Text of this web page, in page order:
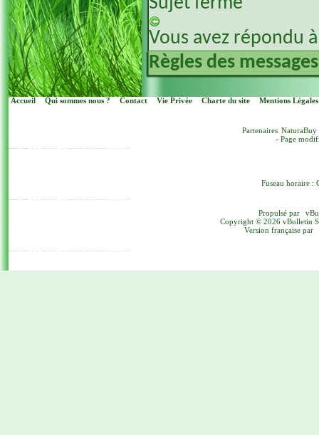
Vous avez répondu
Règles des messages
Accueil Qui sommes nous ? Contact Vie Privée Charte du site Mentions Légales
Partenaires NaturaBuy
- Page
Fuseau horaire :
Propulsé par
Copyright © 2026 vBulletin
Version française par